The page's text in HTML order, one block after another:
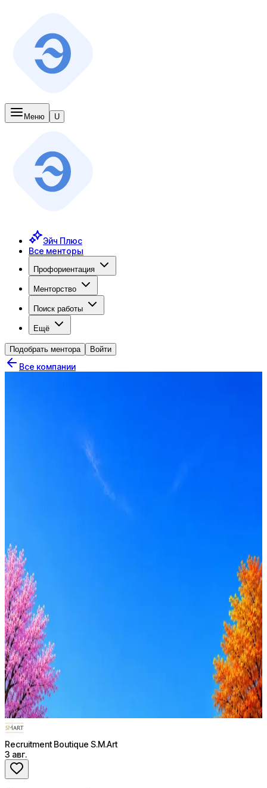
Меню U
Эйч Плюс
Все менторы
Профориентация
Менторство
Поиск работы
Ещё
Подобрать ментора Войти
Все компании
5активных вакансий
Стратегия поиска с AI: рынки, позиции, вилка, каналы
AI генерация сопроводительных писем
Recruitment Boutique S.M.Art
3 авг.